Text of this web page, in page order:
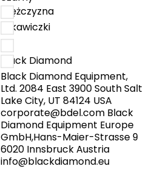
mężczyzna
rękawiczki
Black Diamond
Black Diamond Equipment,
Ltd. 2084 East 3900 South Salt
Lake City, UT 84124 USA
corporate@bdel.com Black
Diamond Equipment Europe
GmbH,Hans-Maier-Strasse 9
6020 Innsbruck Austria
info@blackdiamond.eu